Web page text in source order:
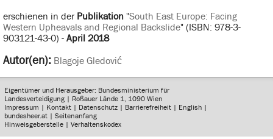
erschienen in der Publikation"South East Europe: Facing
Western Upheavals and Regional Backslide" (ISBN: 978-3-
903121-43-0) - April 2018
Autor(en): Blagoje Gledović
Eigentümer und Herausgeber: Bundesministerium für
Landesverteidigung | Roßauer Lände 1, 1090 Wien
Impressum | Kontakt | Datenschutz | Barrierefreiheit | English |
bundesheer.at |Seitenanfang
Hinweisgeberstelle |Verhaltenskodex